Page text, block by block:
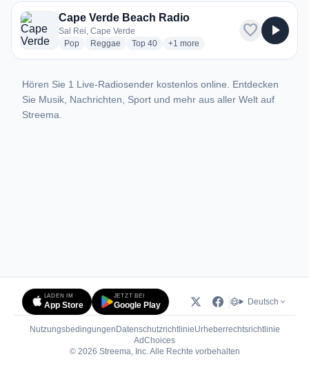
1 Radiosender aus Sal Rei
Cape Verde Beach Radio
Sal Rei, Cape Verde
Popradio stations
Reggae radio stations
Top 40radio stations
+1 more genres for Cape Verde
more
favorite play_arrow
Hören Sie 1 Live-Radiosender kostenlos online. Entdecken
Sie Musik, Nachrichten, Sport und mehr aus aller Welt auf
Streema.
LADEN IM
App Store
JETZT BEI
Google Play Deutsch
Nutzungsbedingungen DatenschutzrichtlinieUrheberrechtsrichtlinie
AdChoices(öffnet in neuem Tab)
© 2026 Streema, Inc. Alle Rechte vorbehalten